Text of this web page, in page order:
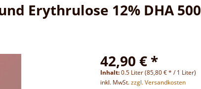
Erythrulose 12% DHA 500
42,90 € *
Inhalt:0.5 Liter (85,80 € * / 1 Liter)
inkl. MwSt.zzgl. Versandkosten